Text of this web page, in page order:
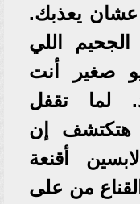
عشان يعذبك.
اللي
صغير أنت
لما تقفل
هتكتشف إن
أقنعة
من على